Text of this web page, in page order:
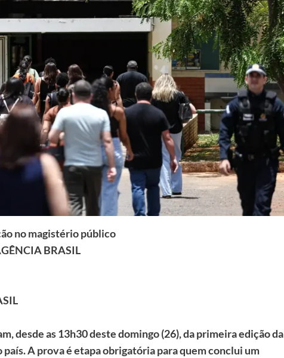
no magistério público
BRASIL
desde as 13h30 deste domingo (26), da primeira edição da
A prova é etapa obrigatória para quem conclui um